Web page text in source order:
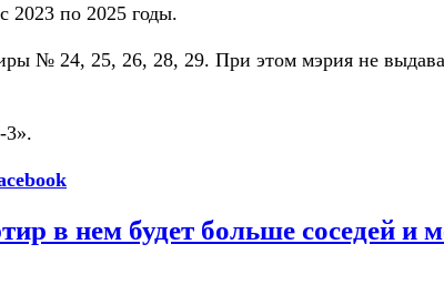
2023 по 2025 годы.
№ 24, 25, 26, 28, 29. При этом мэрия не
3».
в нем будет больше соседей и